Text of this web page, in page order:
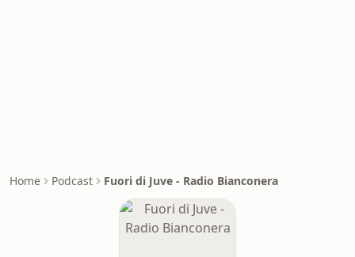
Home Podcast Fuori di Juve - Radio Bianconera